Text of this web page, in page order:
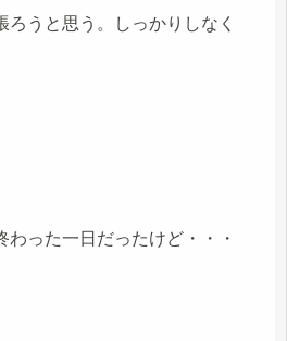
ろうと思う。しっかりしなく
わった一日だったけど・・・